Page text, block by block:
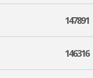
147891
146316